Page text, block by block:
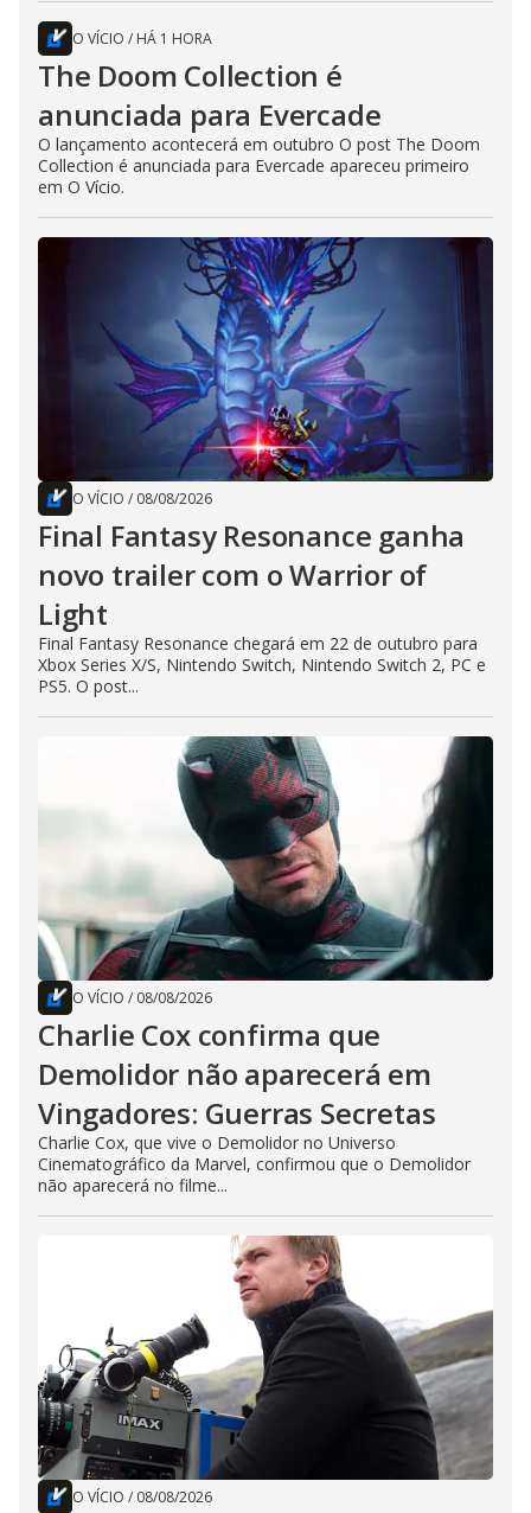
O VÍCIO / HÁ 1 HORA
The Doom Collection é
anunciada para Evercade
O lançamento acontecerá em outubro O post The Doom
Collection é anunciada para Evercade apareceu primeiro
em O Vício.
O VÍCIO / 08/08/2026
Final Fantasy Resonance ganha
novo trailer com o Warrior of
Light
Final Fantasy Resonance chegará em 22 de outubro para
Xbox Series X/S, Nintendo Switch, Nintendo Switch 2, PC e
PS5. O post...
O VÍCIO / 08/08/2026
Charlie Cox confirma que
Demolidor não aparecerá em
Vingadores: Guerras Secretas
Charlie Cox, que vive o Demolidor no Universo
Cinematográfico da Marvel, confirmou que o Demolidor
não aparecerá no filme...
O VÍCIO / 08/08/2026